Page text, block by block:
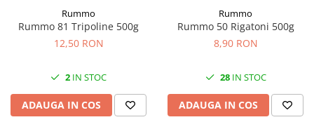
Rummo
Rummo 81 Tripoline 500g
12,50 RON
2 IN STOC
ADAUGA IN COS
Rummo
Rummo 50 Rigatoni 500g
8,90 RON
28IN STOC
ADAUGA IN COS